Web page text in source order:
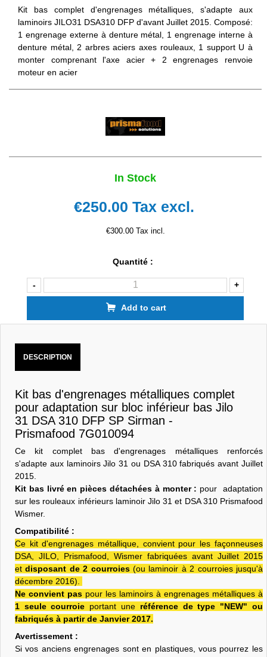
Kit bas complet d'engrenages métalliques, s'adapte aux
laminoirs JILO31 DSA310 DFP d'avant Juillet 2015. Composé:
1 engrenage externe à denture métal, 1 engrenage interne à
denture métal, 2 arbres aciers axes rouleaux, 1 support U à
monter comprenant l'axe acier + 2 engrenages renvoie
moteur en acier
In Stock
€250.00Tax excl.
€300.00 Tax incl.
Quantité :
- +
Add to cart
DESCRIPTION
Kit bas d'engrenages métalliques complet
pour adaptation sur bloc inférieur bas Jilo
31 DSA 310 DFP SP Sirman -
Prismafood 7G010094
Ce kit complet bas d'engrenages métalliques renforcés
s'adapte aux laminoirs Jilo 31 ou DSA 310 fabriqués avant Juillet
2015.
Kit bas livré en pièces détachées à monter : pour adaptation
sur les rouleaux inférieurs laminoir Jilo 31 et DSA 310 Prismafood
Wismer.
Compatibilité :
Ce kit d'engrenages métallique, convient pour les façonneuses
DSA, JILO, Prismafood, Wismer fabriquées avant Juillet 2015
etdisposant de 2 courroies (ou laminoir à 2 courroies jusqu'à
décembre 2016).
Ne convient paspour les laminoirs à engrenages métalliques à
1 seule courroie portant une référence de type "NEW" ou
fabriqués à partir de Janvier 2017.
Avertissement :
Si vos anciens engrenages sont en plastiques, vous pourrez les